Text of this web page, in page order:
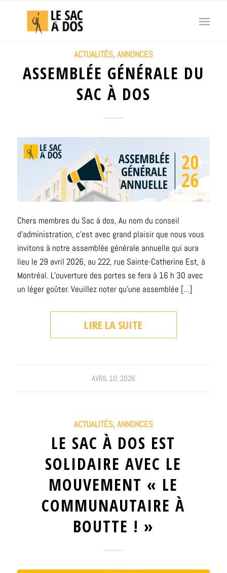
ACTUALITÉS, ANNONCES
ASSEMBLÉE GÉNÉRALE DU
SAC À DOS
Chers membres du Sac à dos, Au nom du conseil
d’administration, c’est avec grand plaisir que nous vous
invitons à notre assemblée générale annuelle qui aura
lieu le 29 avril 2026, au 222, rue Sainte-Catherine Est, à
Montréal. L’ouverture des portes se fera à 16 h 30 avec
un léger goûter. Veuillez noter qu’une assemblée […]
LIRE LA SUITE
AVRIL 10, 2026
ACTUALITÉS, ANNONCES
LE SAC À DOS EST
SOLIDAIRE AVEC LE
MOUVEMENT « LE
COMMUNAUTAIRE À
BOUTTE ! »